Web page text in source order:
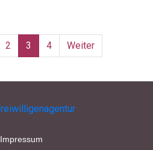
2 3 4 Weiter
Impressum